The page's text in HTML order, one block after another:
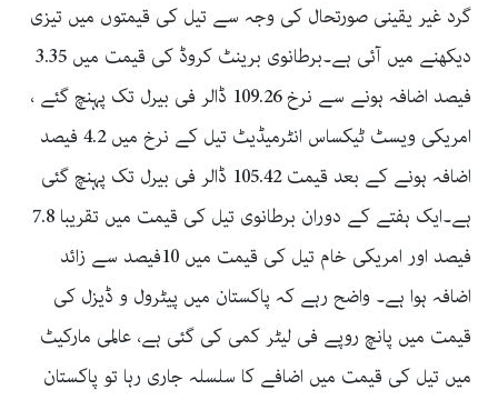
گرد غیر یقینی صورتحال کی وجہ سے تیل کی قیمتوں میں تیزی
دیکھنے میں آئی ہے۔برطانوی برینٹ کروڈ کی قیمت میں 3.35
فیصد اضافہ ہونے سے نرخ 109.26 ڈالر فی بیرل تک پہنچ گئے ،
امریکی ویسٹ ٹیکساس انٹرمیڈیٹ تیل کے نرخ میں 4.2 فیصد
اضافہ ہونے کے بعد قیمت 105.42 ڈالر فی بیرل تک پہنچ گئی
ہے۔ایک ہفتے کے دوران برطانوی تیل کی قیمت میں تقریبا 7.8
فیصد اور امریکی خام تیل کی قیمت میں 10فیصد سے زائد
اضافہ ہوا ہے۔ واضح رہے کہ پاکستان میں پیٹرول و ڈیزل کی
قیمت میں پانچ روپے فی لیٹر کمی کی گئی ہے، عالمی مارکیٹ
میں تیل کی قیمت میں اضافے کا سلسلہ جاری رہا تو پاکستان